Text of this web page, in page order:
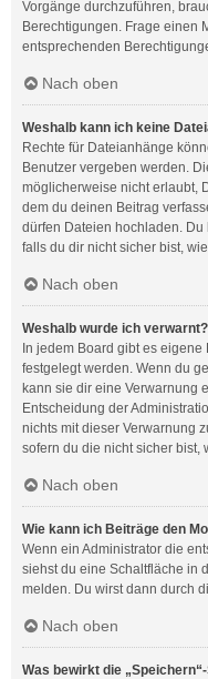
Vorgänge durchzuführen,
Berechtigungen. Frage einen
entsprechenden
Nach oben
Weshalb kann ich keine
Rechte für Dateianhänge
Benutzer vergeben werden.
möglicherweise nicht erlaubt,
dem du deinen Beitrag
dürfen Dateien hochladen.
falls du dir nicht sicher bist,
Nach oben
Weshalb wurde ich verwarnt?
In jedem Board gibt es
festgelegt werden. Wenn du
kann sie dir eine Verwarnung
Entscheidung der
nichts mit dieser Verwarnung
sofern du die nicht sicher bist,
Nach oben
Wie kann ich Beiträge den
Wenn ein Administrator die
siehst du eine Schaltfläche in
melden. Du wirst dann durch
Nach oben
Was bewirkt die